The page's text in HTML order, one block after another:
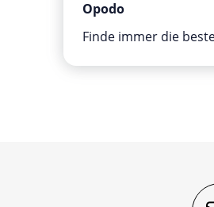
Opodo
Finde immer die